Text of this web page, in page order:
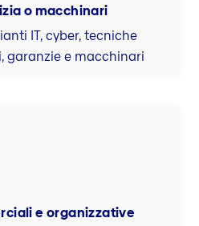
o macchinari
IT, cyber, tecniche
garanzie e macchinari
e organizzative